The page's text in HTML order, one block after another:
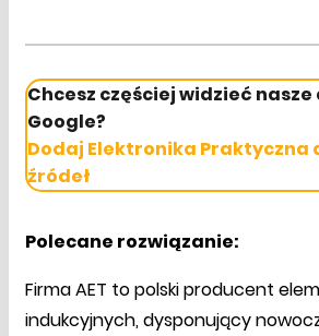
Chcesz częściej widzieć nasze
Google?
Dodaj Elektronika Praktyczna
źródeł
Polecane rozwiązanie:
Firma AET to polski producent
indukcyjnych, dysponujący